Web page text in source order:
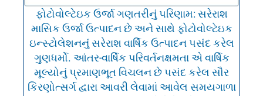
ફોટોવોલ્ટેઇક ઉર્જા ગણતરીનું પરિણામ: સરેરાશ
માસિક ઉર્જા ઉત્પાદન છે અને સાથે ફોટોવોલ્ટેઇક
ઇન્સ્ટોલેશનનું સરેરાશ વાર્ષિક ઉત્પાદન પસંદ કરેલ
ગુણધર્મો. આંતર-વાર્ષિક પરિવર્તનક્ષમતા એ વાર્ષિક
મૂલ્યોનું પ્રમાણભૂત વિચલન છે પસંદ કરેલ સૌર
કિરણોત્સર્ગ દ્વારા આવરી લેવામાં આવેલ સમયગાળા